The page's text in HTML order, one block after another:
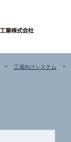
工場向けシステム